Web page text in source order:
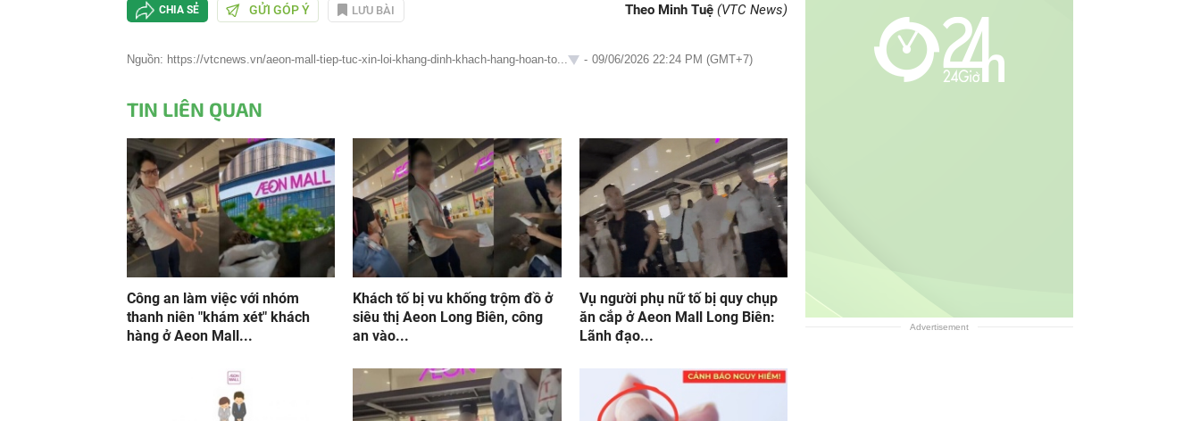
CHIA SẺ GỬI GÓP Ý LƯU BÀI Theo Minh Tuệ (VTC News)
Nguồn: https://vtcnews.vn/aeon-mall-tiep-tuc-xin-loi-khang-dinh-khach-hang-hoan-to... - 09/06/2026 22:24 PM (GMT+7)
TIN LIÊN QUAN
Công an làm việc với nhóm
thanh niên "khám xét" khách
hàng ở Aeon Mall...
Khách tố bị vu khống trộm đồ ở
siêu thị Aeon Long Biên, công
an vào...
Vụ người phụ nữ tố bị quy chụp
ăn cắp ở Aeon Mall Long Biên:
Lãnh đạo...
Advertisement